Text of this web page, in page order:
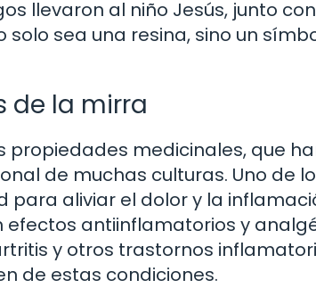
llevaron al niño Jesús, junto
sea una resina, sino un
de la mirra
propiedades medicinales, que
de muchas culturas. Uno de
aliviar el dolor y la
antiinflamatorios y
y otros trastornos
de estas condiciones.